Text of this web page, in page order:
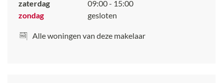
(Vastgoed Nederland) aankoopmakelaar mee. Uw
eigen woning nog niet verkocht? Wij komen graag bij u
langs! Neem contact op voor een gratis
waardebepaling en een vrijblijvend adviesgesprek.
zaterdag
09:00 - 15:00
zondag
gesloten
Alle woningen van deze makelaar